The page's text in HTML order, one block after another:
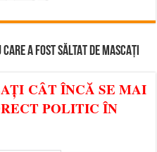
A FOST SĂLTAT DE MASCAȚI
CÂT ÎNCĂ SE MAI
POLITIC ÎN